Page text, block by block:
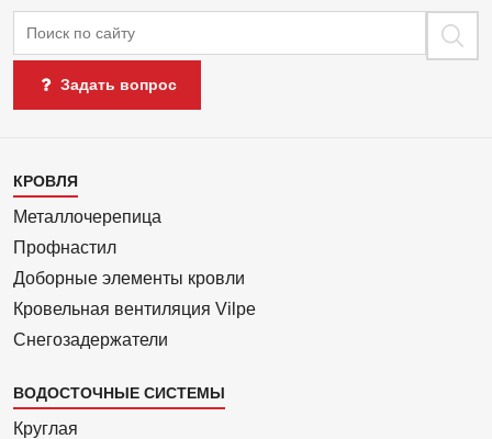
Поиск
Задать вопрос
Каталог
1
КРОВЛЯ
Металлочерепица
Профнастил
Доборные элементы кровли
Кровельная вентиляция Vilpe
Снегозадержатели
ВОДОСТОЧНЫЕ СИСТЕМЫ
Круглая